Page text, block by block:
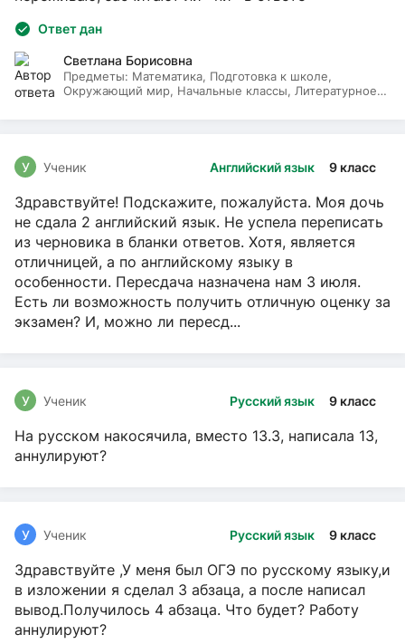
Ответ дан
Светлана Борисовна
Предметы: Математика, Подготовка к школе,
Окружающий мир, Начальные классы, Литературное
Английский язык 9 класс
У Ученик
Здравствуйте! Подскажите, пожалуйста. Моя дочь
не сдала 2 английский язык. Не успела переписать
из черновика в бланки ответов. Хотя, является
отличницей, а по английскому языку в
особенности. Пересдача назначена нам 3 июля.
Есть ли возможность получить отличную оценку за
экзамен? И, можно ли пересд...
Русский язык 9 класс
У Ученик
На русском накосячила, вместо 13.3, написала 13,
аннулируют?
Русский язык 9 класс
У Ученик
Здравствуйте ,У меня был ОГЭ по русскому языку,и
в изложении я сделал 3 абзаца, а после написал
вывод.Получилось 4 абзаца. Что будет? Работу
аннулируют?